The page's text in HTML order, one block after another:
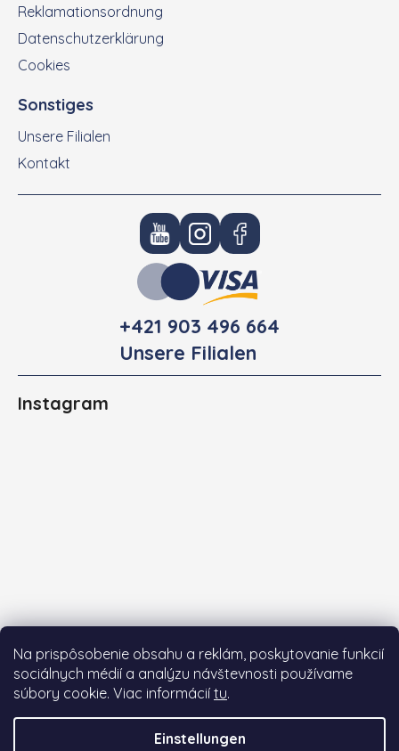
Na prispôsobenie obsahu a reklám, poskytovanie funkcií
sociálnych médií a analýzu návštevnosti používame
súbory cookie. Viac informácií tu.
Einstellungen
Reklamationsordnung
Datenschutzerklärung
Cookies
Sonstiges
Unsere Filialen
Kontakt
+421 903 496 664
Unsere Filialen
Instagram